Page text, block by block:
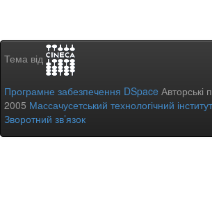
Тема від
Програмне забезпечення DSpace Авторські
2005 Массачусетський технологічний інститут
Зворотний зв’язок